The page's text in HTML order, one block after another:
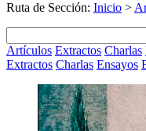
Ruta de Sección: Inicio >
Artículos Extractos Charlas
Extractos Charlas Ensayos